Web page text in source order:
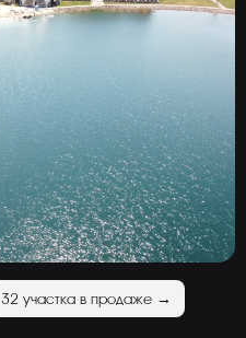
32 участка в продаже →